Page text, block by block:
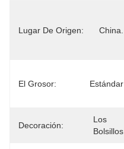
Lugar De Origen: China.
El Grosor: Estándar
Decoración:
Los
Bolsillos